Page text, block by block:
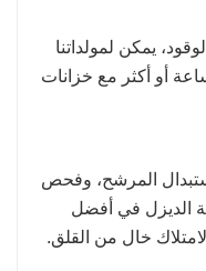
يمكن لمولداتنا
بشكل مستمر لمدة 8–24 ساعة أو أكثر مع خزانات
المرشح، وفحص
الديزل في أفضل